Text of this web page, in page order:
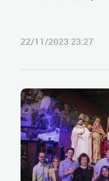
22/11/2023 23:27